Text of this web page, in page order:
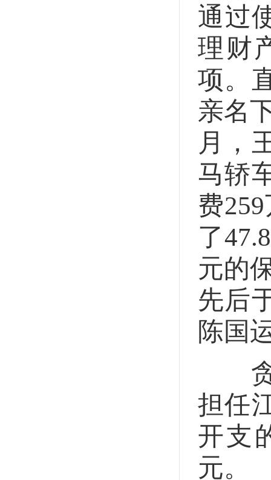
通过
理财
项。
亲名
月，
马轿
费
了
元的
先后
陈国
贪
担任
开支
元。